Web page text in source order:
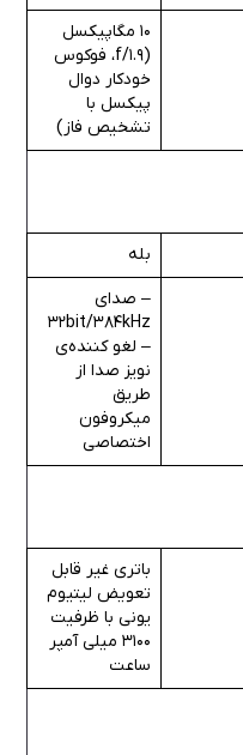
10 مگاپیکسل
(f/1.9، فوکوس
خودکار دوال
پیکسل با
تشخیص فاز)
بله
– صدای
32bit/384kHz
– لغو کننده‌ی
نویز صدا از
طریق
میکروفون
اختصاصی
باتری غیر قابل
تعویض لیتیوم
یونی با ظرفیت
3100 میلی آمپر
ساعت